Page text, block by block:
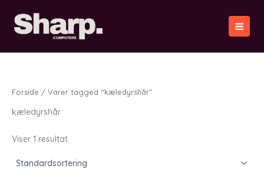
indholdet
Forside / Varer tagged “kæledyrshår”
kæledyrshår
Viser 1 resultat